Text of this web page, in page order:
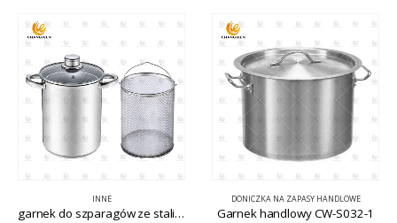
INNE
garnek do szparagów ze stali nierdzewnej CW-S026
DONICZKA NA ZAPASY HANDLOWE
Garnek handlowy CW-S032-1